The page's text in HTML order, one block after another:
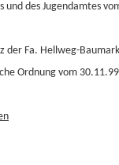
und des Jugendamtes
der Fa. Hellweg-
Ordnung vom 30.11.99